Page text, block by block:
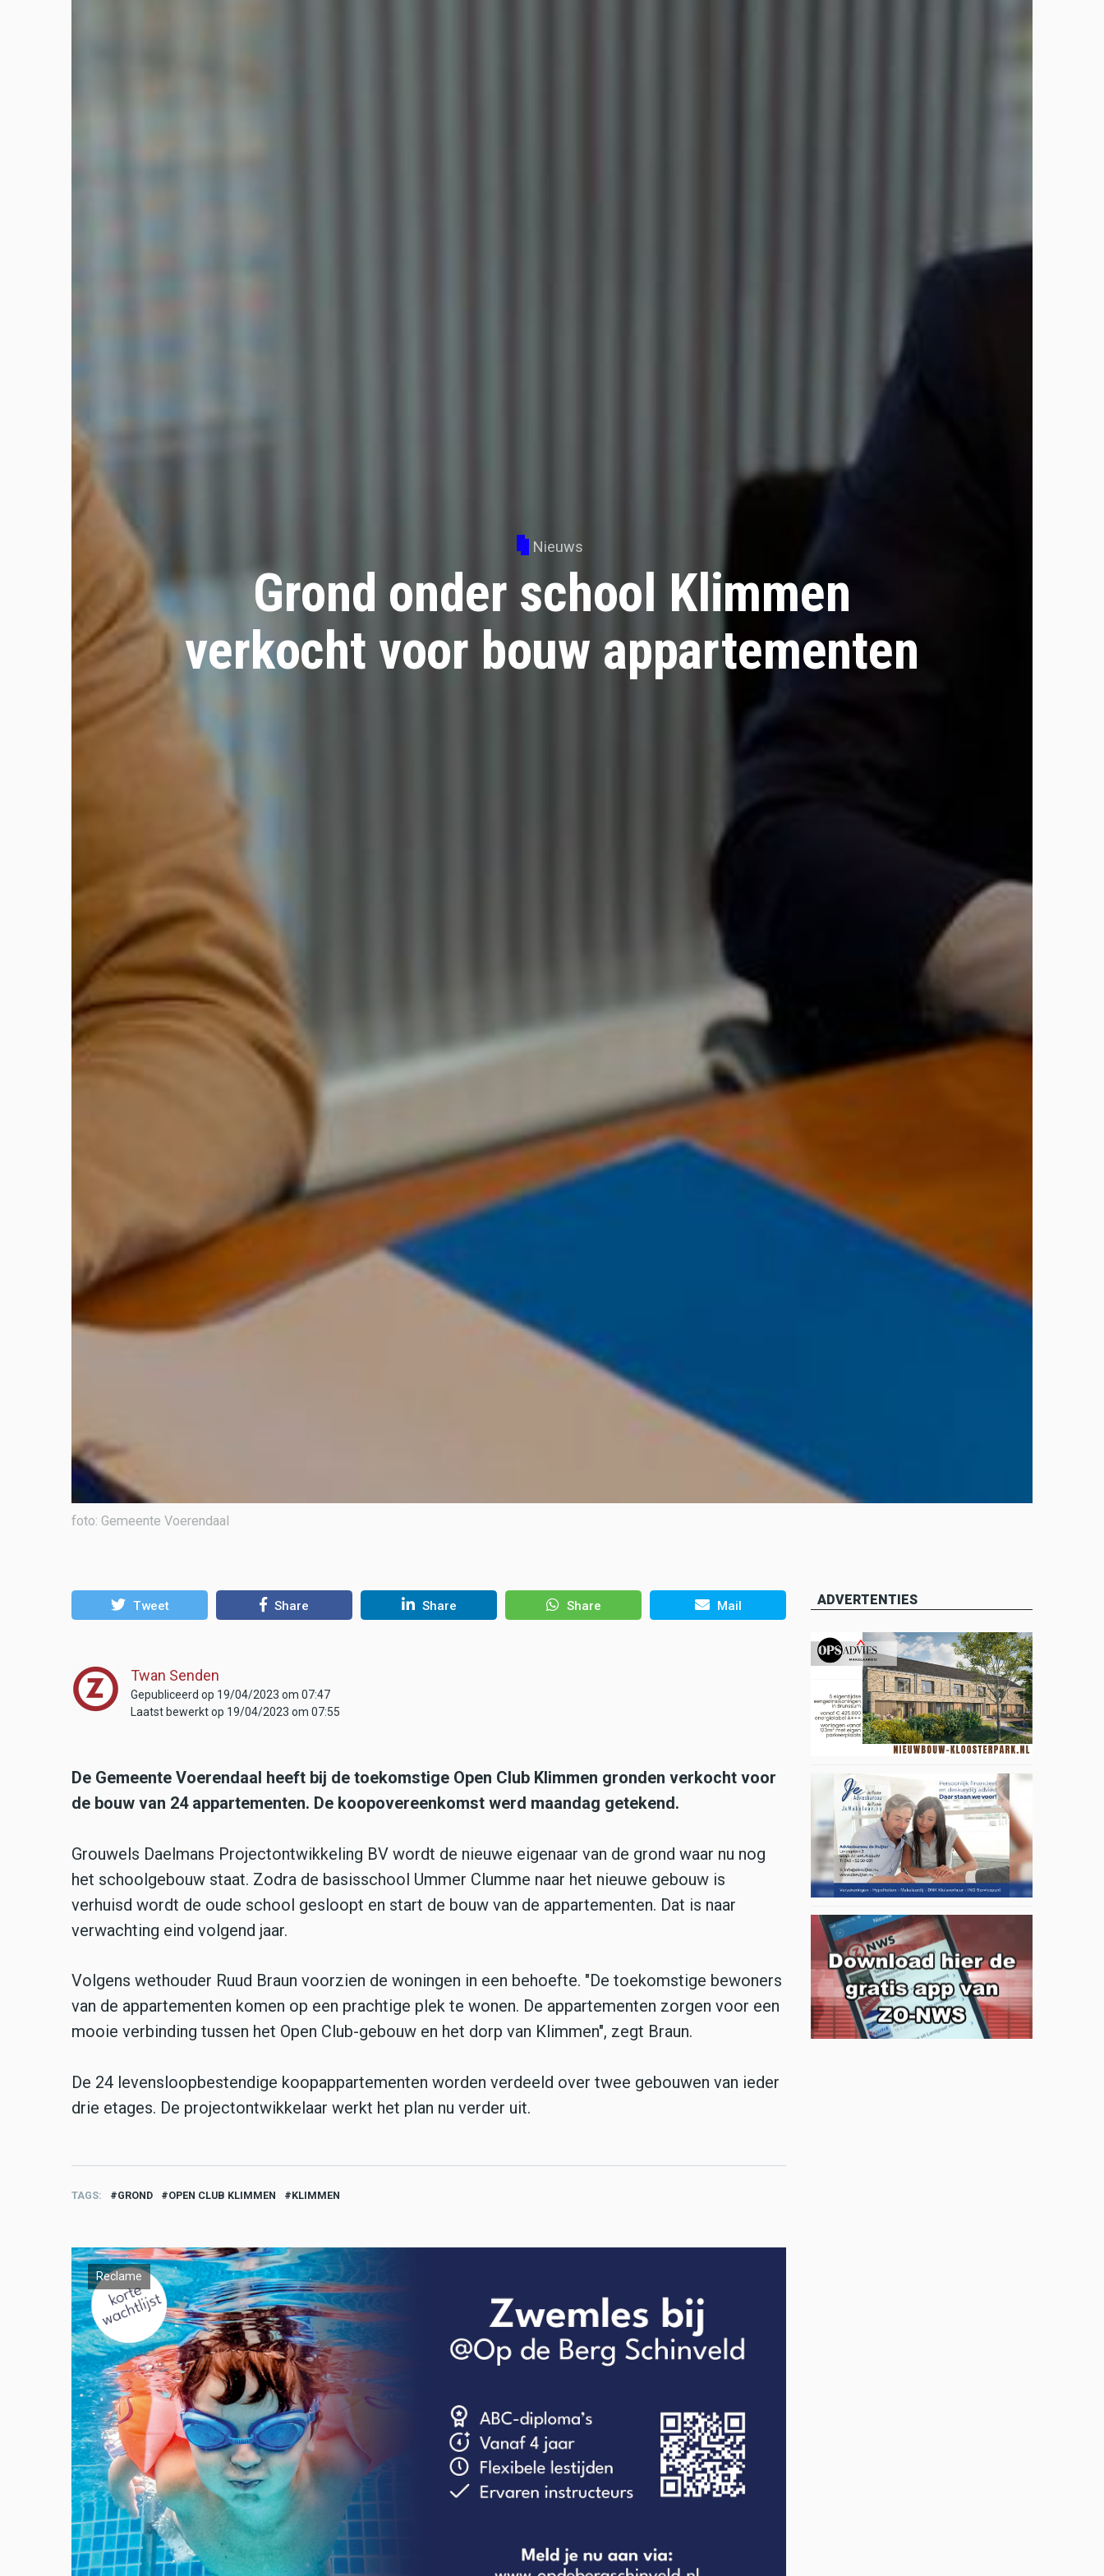
Nieuws
Grond onder school Klimmen
verkocht voor bouw appartementen
foto: Gemeente Voerendaal
Tweet Share Share Share Mail
Twan Senden
Gepubliceerd op 19/04/2023 om 07:47
Laatst bewerkt op 19/04/2023 om 07:55
De Gemeente Voerendaal heeft bij de toekomstige Open Club Klimmen gronden verkocht voor
de bouw van 24 appartementen. De koopovereenkomst werd maandag getekend.
Grouwels Daelmans Projectontwikkeling BV wordt de nieuwe eigenaar van de grond waar nu nog
het schoolgebouw staat. Zodra de basisschool Ummer Clumme naar het nieuwe gebouw is
verhuisd wordt de oude school gesloopt en start de bouw van de appartementen. Dat is naar
verwachting eind volgend jaar.
Volgens wethouder Ruud Braun voorzien de woningen in een behoefte. "De toekomstige bewoners
van de appartementen komen op een prachtige plek te wonen. De appartementen zorgen voor een
mooie verbinding tussen het Open Club-gebouw en het dorp van Klimmen", zegt Braun.
De 24 levensloopbestendige koopappartementen worden verdeeld over twee gebouwen van ieder
drie etages. De projectontwikkelaar werkt het plan nu verder uit.
TAGS GROND OPEN CLUB KLIMMEN KLIMMEN
Reclame
ADVERTENTIES